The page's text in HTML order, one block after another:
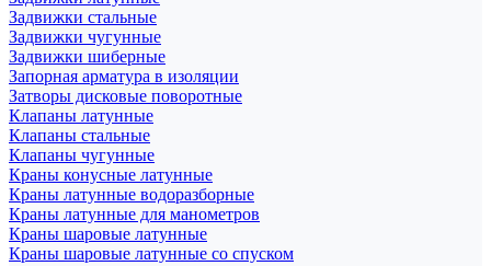
Задвижки стальные
Задвижки чугунные
Задвижки шиберные
Запорная арматура в изоляции
Затворы дисковые поворотные
Клапаны латунные
Клапаны стальные
Клапаны чугунные
Краны конусные латунные
Краны латунные водоразборные
Краны латунные для манометров
Краны шаровые латунные
Краны шаровые латунные со спуском